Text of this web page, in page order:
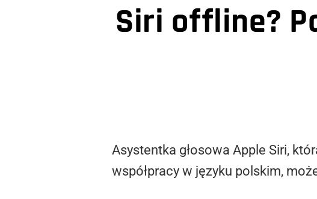
Siri offline?
Asystentka głosowa Apple Siri,
współpracy w języku polskim,